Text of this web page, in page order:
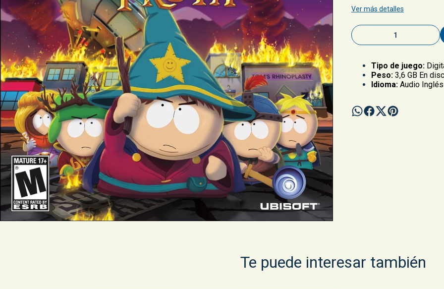
Ver más detalles
Tipo de juego:
Peso: 3,6 GB En
Idioma: Audio
Te puede interesar también